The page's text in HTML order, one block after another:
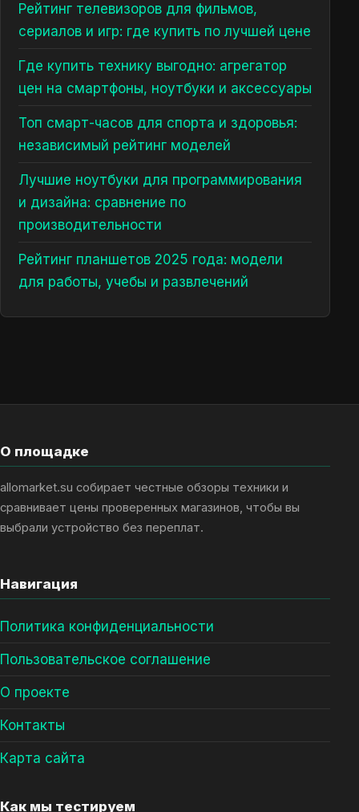
Рейтинг телевизоров для фильмов,
сериалов и игр: где купить по лучшей цене
Где купить технику выгодно: агрегатор
цен на смартфоны, ноутбуки и аксессуары
Топ смарт-часов для спорта и здоровья:
независимый рейтинг моделей
Лучшие ноутбуки для программирования
и дизайна: сравнение по
производительности
Рейтинг планшетов 2025 года: модели
для работы, учебы и развлечений
О площадке
allomarket.su собирает честные обзоры техники и
сравнивает цены проверенных магазинов, чтобы вы
выбрали устройство без переплат.
Навигация
Политика конфиденциальности
Пользовательское соглашение
О проекте
Контакты
Карта сайта
Как мы тестируем